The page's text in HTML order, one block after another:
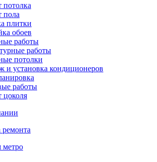
потолка
пола
плитки
обоев
работы
работы
потолки
и установка кондиционеров
работы
цоколя
ремонта
метро